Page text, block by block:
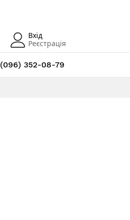
Вхід
Реєстрація
(096) 352-08-79